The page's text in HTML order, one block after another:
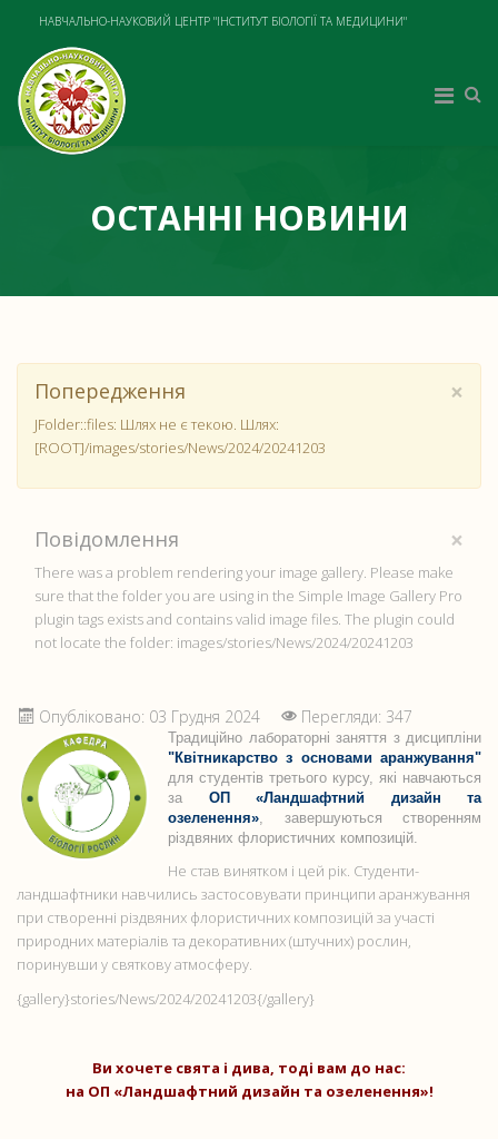
НАВЧАЛЬНО-НАУКОВИЙ ЦЕНТР "ІНСТИТУТ БІОЛОГІЇ ТА МЕДИЦИНИ"
ОСТАННІ НОВИНИ
×
Попередження
JFolder::files: Шлях не є текою. Шлях:
[ROOT]/images/stories/News/2024/20241203
×
Повідомлення
There was a problem rendering your image gallery. Please make
sure that the folder you are using in the Simple Image Gallery Pro
plugin tags exists and contains valid image files. The plugin could
not locate the folder: images/stories/News/2024/20241203
Опубліковано: 03 Грудня 2024 Перегляди: 347
Традиційно лабораторні заняття з дисципліни
"Квітникарство з основами аранжування"
для студентів третього курсу, які навчаються
за ОП «Ландшафтний дизайн та
озеленення», завершуються створенням
різдвяних флористичних композицій.
Не став винятком і цей рік. Студенти-
ландшафтники навчились застосовувати принципи аранжування
при створенні різдвяних флористичних композицій за участі
природних матеріалів та декоративних (штучних) рослин,
поринувши у святкову атмосферу.
{gallery}stories/News/2024/20241203{/gallery}
Ви хочете свята і дива, тоді вам до нас:
на ОП «Ландшафтний дизайн та озеленення»!